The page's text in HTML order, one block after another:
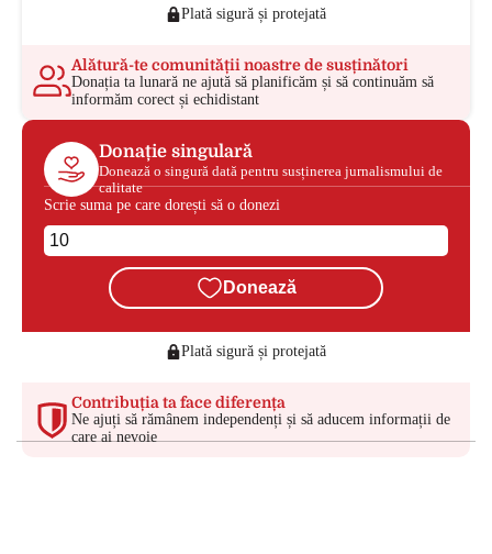
Plată sigură și protejată
Alătură-te comunității noastre de susținători
Donația ta lunară ne ajută să planificăm și să continuăm să
informăm corect și echidistant
Donație singulară
Donează o singură dată pentru susținerea jurnalismului de
calitate
Scrie suma pe care dorești să o donezi
Donează
Plată sigură și protejată
Contribuția ta face diferența
Ne ajuți să rămânem independenți și să aducem informații de
care ai nevoie